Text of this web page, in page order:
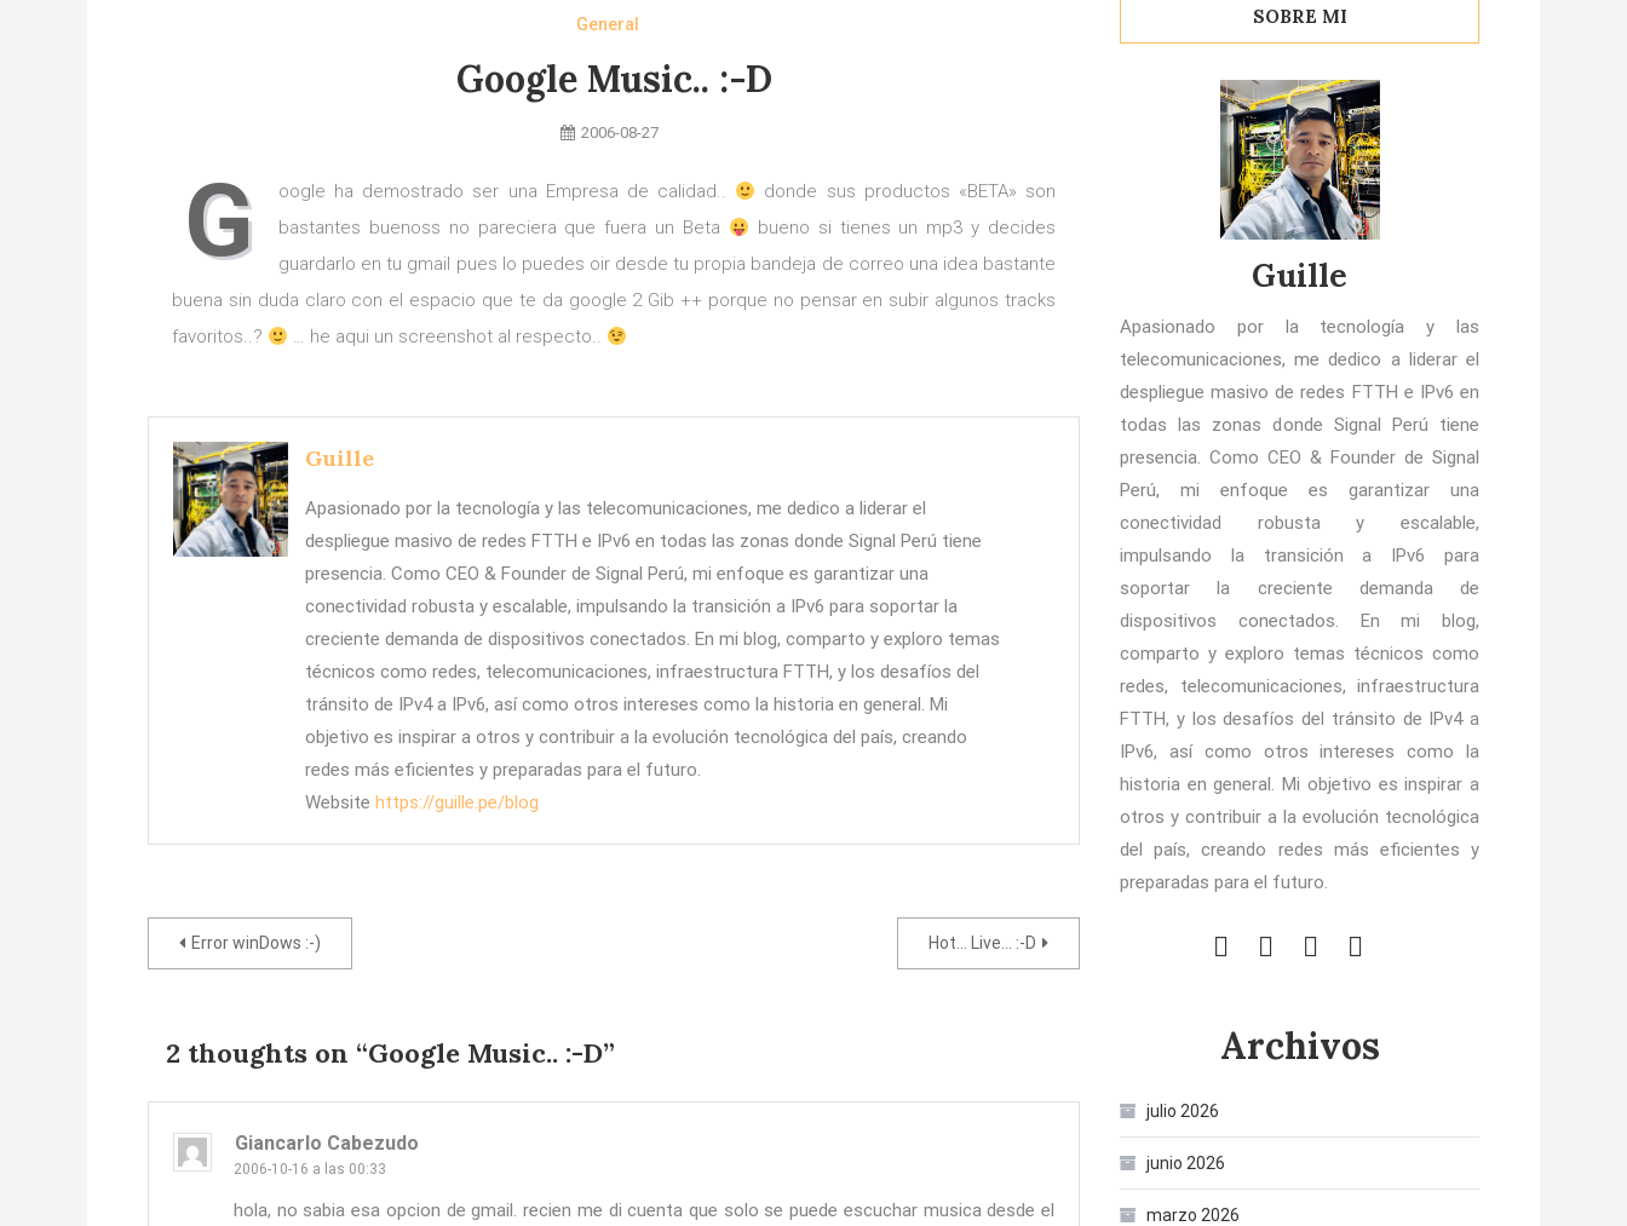
General
Google Music.. :-D
2006-08-27
G oogle ha demostrado ser una Empresa de calidad..
donde sus productos «BETA» son
bastantes buenoss no pareciera que fuera un Beta
bueno si tienes un mp3 y decides
guardarlo en tu gmail pues lo puedes oir desde tu propia bandeja de correo una idea bastante
buena sin duda claro con el espacio que te da google 2 Gib ++ porque no pensar en subir algunos tracks
favoritos..?
… he aqui un screenshot al respecto..
Guille
Apasionado por la tecnología y las telecomunicaciones, me dedico a liderar el
despliegue masivo de redes FTTH e IPv6 en todas las zonas donde Signal Perú tiene
presencia. Como CEO & Founder de Signal Perú, mi enfoque es garantizar una
conectividad robusta y escalable, impulsando la transición a IPv6 para soportar la
creciente demanda de dispositivos conectados. En mi blog, comparto y exploro temas
técnicos como redes, telecomunicaciones, infraestructura FTTH, y los desafíos del
tránsito de IPv4 a IPv6, así como otros intereses como la historia en general. Mi
objetivo es inspirar a otros y contribuir a la evolución tecnológica del país, creando
redes más eficientes y preparadas para el futuro.
Website https://guille.pe/blog
Navegación
entradas
Error winDows :-) Hot… Live… :-D
2 thoughts on “Google Music.. :-D”
Giancarlo Cabezudo
2006-10-16 a las 00:33
hola, no sabia esa opcion de gmail. recien me di cuenta que solo se puede escuchar musica desde el
SOBRE MI
Guille
Apasionado por la tecnología y las
telecomunicaciones, me dedico a liderar el
despliegue masivo de redes FTTH e IPv6 en
todas las zonas donde Signal Perú tiene
presencia. Como CEO & Founder de Signal
Perú, mi enfoque es garantizar una
conectividad robusta y escalable,
impulsando la transición a IPv6 para
soportar la creciente demanda de
dispositivos conectados. En mi blog,
comparto y exploro temas técnicos como
redes, telecomunicaciones, infraestructura
FTTH, y los desafíos del tránsito de IPv4 a
IPv6, así como otros intereses como la
historia en general. Mi objetivo es inspirar a
otros y contribuir a la evolución tecnológica
del país, creando redes más eficientes y
preparadas para el futuro.
Archivos
julio 2026
junio 2026
marzo 2026